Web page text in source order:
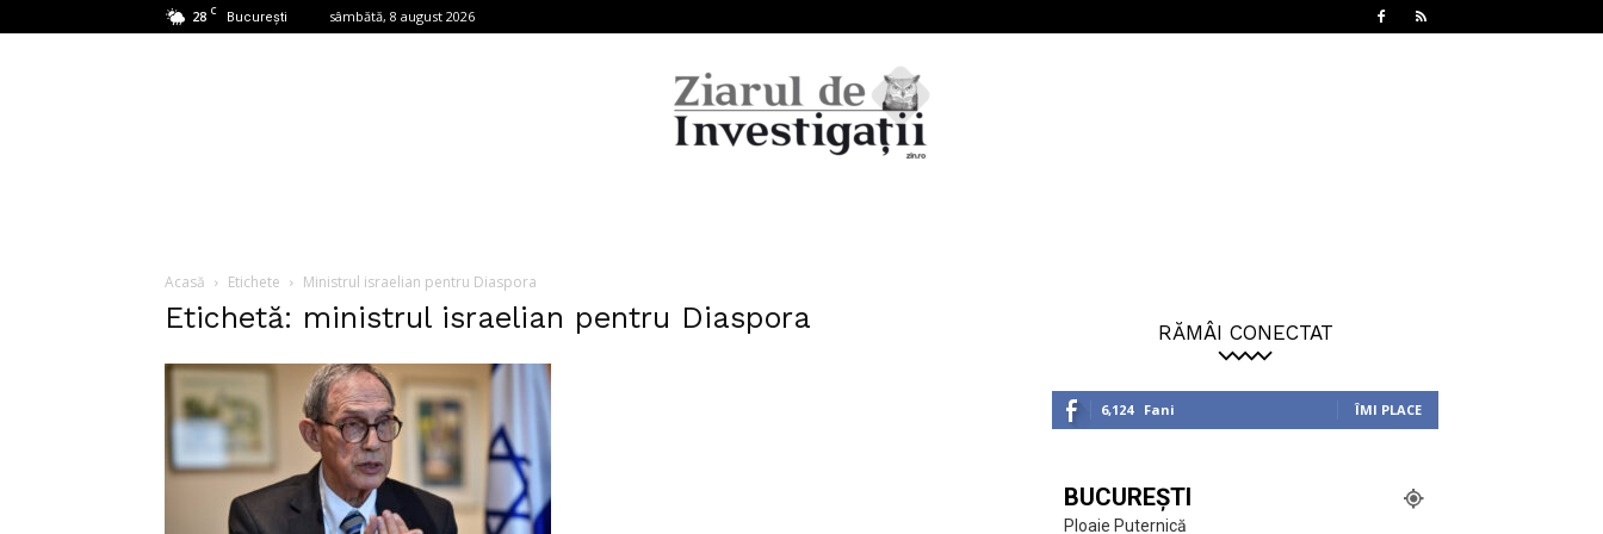
28 C București sâmbătă, 8 august 2026
Acasă Etichete Ministrul israelian pentru Diaspora
Etichetă: ministrul israelian pentru Diaspora RĂMÂI CONECTAT
6,124 Fani ÎMI PLACE
BUCUREȘTI
Ploaie Puternică